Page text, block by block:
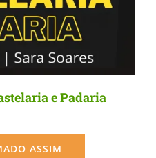
e Padaria
ASSIM